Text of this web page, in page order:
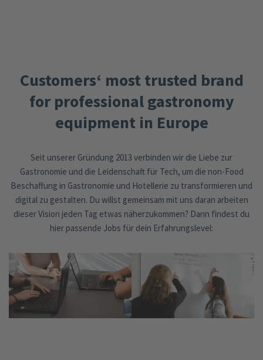
Customers‘ most trusted brand
for professional gastronomy
equipment in Europe
Seit unserer Gründung 2013 verbinden wir die Liebe zur
Gastronomie und die Leidenschaft für Tech, um die non-Food
Beschaffung in Gastronomie und Hotellerie zu transformieren und
digital zu gestalten. Du willst gemeinsam mit uns daran arbeiten
dieser Vision jeden Tag etwas näherzukommen? Dann findest du
hier passende Jobs für dein Erfahrungslevel: